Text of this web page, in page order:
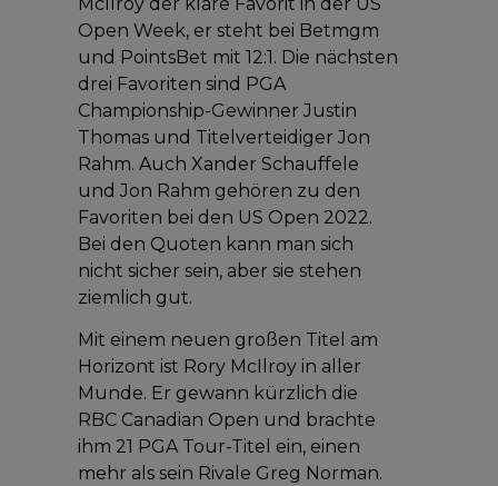
Open Week, er steht bei Betmgm
und PointsBet mit 12:1. Die nächsten
drei Favoriten sind PGA
Championship-Gewinner Justin
Thomas und Titelverteidiger Jon
Rahm. Auch Xander Schauffele
und Jon Rahm gehören zu den
Favoriten bei den US Open 2022.
Bei den Quoten kann man sich
nicht sicher sein, aber sie stehen
ziemlich gut.
Mit einem neuen großen Titel am
Horizont ist Rory McIlroy in aller
Munde. Er gewann kürzlich die
RBC Canadian Open und brachte
ihm 21 PGA Tour-Titel ein, einen
mehr als sein Rivale Greg Norman.